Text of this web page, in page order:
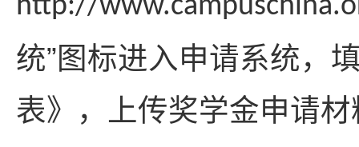
http://
统”图标进入申请系统，
表》，上传奖学金申请